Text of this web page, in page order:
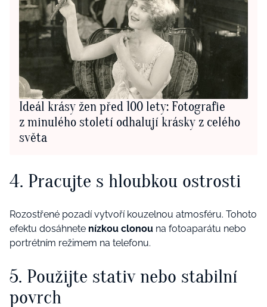
Ideál krásy žen před 100 lety: Fotografie
z minulého století odhalují krásky z celého
světa
4. Pracujte s hloubkou ostrosti
Rozostřené pozadí vytvoří kouzelnou atmosféru. Tohoto
efektu dosáhnete nízkou clonou na fotoaparátu nebo
portrétním režimem na telefonu.
5. Použijte stativ nebo stabilní
povrch